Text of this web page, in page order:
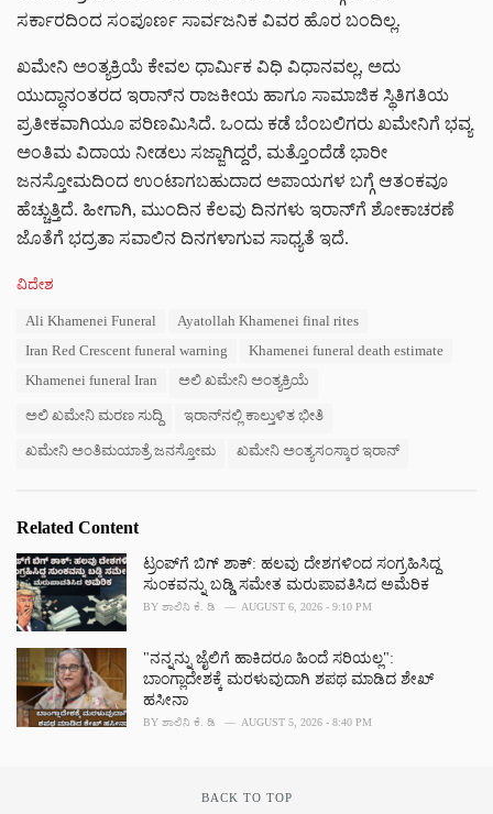
ಸರ್ಕಾರದಿಂದ ಸಂಪೂರ್ಣ ಸಾರ್ವಜನಿಕ ವಿವರ ಹೊರ ಬಂದಿಲ್ಲ.
ಖಮೇನಿ ಅಂತ್ಯಕ್ರಿಯೆ ಕೇವಲ ಧಾರ್ಮಿಕ ವಿಧಿ ವಿಧಾನವಲ್ಲ, ಅದು
ಯುದ್ಧಾನಂತರದ ಇರಾನ್‌ನ ರಾಜಕೀಯ ಹಾಗೂ ಸಾಮಾಜಿಕ ಸ್ಥಿತಿಗತಿಯ
ಪ್ರತೀಕವಾಗಿಯೂ ಪರಿಣಮಿಸಿದೆ. ಒಂದು ಕಡೆ ಬೆಂಬಲಿಗರು ಖಮೇನಿಗೆ ಭವ್ಯ
ಅಂತಿಮ ವಿದಾಯ ನೀಡಲು ಸಜ್ಜಾಗಿದ್ದರೆ, ಮತ್ತೊಂದೆಡೆ ಭಾರೀ
ಜನಸ್ತೋಮದಿಂದ ಉಂಟಾಗಬಹುದಾದ ಅಪಾಯಗಳ ಬಗ್ಗೆ ಆತಂಕವೂ
ಹೆಚ್ಚುತ್ತಿದೆ. ಹೀಗಾಗಿ, ಮುಂದಿನ ಕೆಲವು ದಿನಗಳು ಇರಾನ್‌ಗೆ ಶೋಕಾಚರಣೆ
ಜೊತೆಗೆ ಭದ್ರತಾ ಸವಾಲಿನ ದಿನಗಳಾಗುವ ಸಾಧ್ಯತೆ ಇದೆ.
C
ವಿದೇಶ
Ali Khamenei Funeral
Ayatollah Khamenei final rites
Iran Red Crescent funeral warning
Khamenei funeral death estimate
Khamenei funeral Iran
ಅಲಿ ಖಮೇನಿ ಅಂತ್ಯಕ್ರಿಯೆ
ಅಲಿ ಖಮೇನಿ ಮರಣ ಸುದ್ದಿ ಇರಾನ್‌ನಲ್ಲಿ ಕಾಲ್ತುಳಿತ ಭೀತಿ
ಖಮೇನಿ ಅಂತಿಮಯಾತ್ರೆ ಜನಸ್ತೋಮ ಖಮೇನಿ ಅಂತ್ಯಸಂಸ್ಕಾರ ಇರಾನ್
Related Content
ಟ್ರಂಪ್‌ಗೆ ಬಿಗ್ ಶಾಕ್: ಹಲವು ದೇಶಗಳಿಂದ ಸಂಗ್ರಹಿಸಿದ್ದ
ಸುಂಕವನ್ನು ಬಡ್ಡಿ ಸಮೇತ ಮರುಪಾವತಿಸಿದ ಅಮೆರಿಕ
BY ಶಾಲಿನಿ ಕೆ. ಡಿ AUGUST 6, 2026 - 9:10 PM
"ನನ್ನನ್ನು ಜೈಲಿಗೆ ಹಾಕಿದರೂ ಹಿಂದೆ ಸರಿಯಲ್ಲ":
ಬಾಂಗ್ಲಾದೇಶಕ್ಕೆ ಮರಳುವುದಾಗಿ ಶಪಥ ಮಾಡಿದ ಶೇಖ್
ಹಸೀನಾ
BY ಶಾಲಿನಿ ಕೆ. ಡಿ AUGUST 5, 2026 - 8:40 PM
BACK TO TOP